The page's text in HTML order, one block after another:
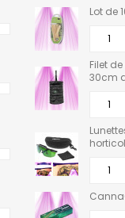
Lot de
Filet
30cm